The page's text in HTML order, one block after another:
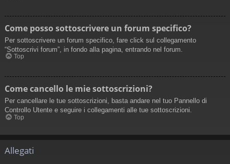
Come posso sottoscrivere un forum specifico?
Per sottoscrivere un forum specifico, fare click sul collegamento
“Sottoscrivi forum”, in fondo alla pagina, entrando nel forum.
Top
Come cancello le mie sottoscrizioni?
Per cancellare le tue sottoscrizioni, basta andare nel tuo Pannello di
Controllo Utente e seguire i collegamenti alle tue sottoscrizioni.
Top
Allegati